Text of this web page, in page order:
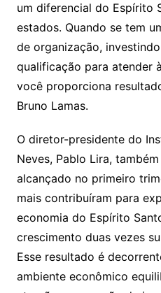
um diferencial do Espírito
estados. Quando se tem
de organização,
qualificação para atender
você proporciona
Bruno Lamas.
O diretor-presidente do
Neves, Pablo Lira,
alcançado no primeiro
mais contribuíram para
economia do Espírito
crescimento duas vezes
Esse resultado é
ambiente econômico